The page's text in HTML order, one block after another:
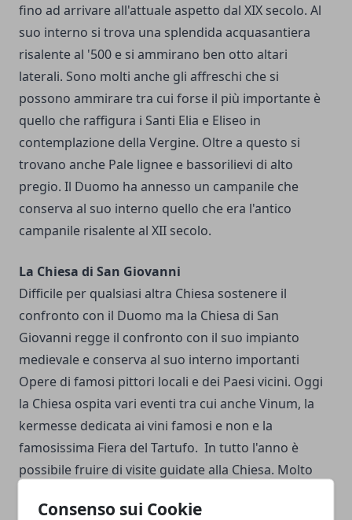
Consenso sui Cookie
fino ad arrivare all'attuale aspetto dal XIX secolo. Al
suo interno si trova una splendida acquasantiera
risalente al '500 e si ammirano ben otto altari
laterali. Sono molti anche gli affreschi che si
possono ammirare tra cui forse il più importante è
quello che raffigura i Santi Elia e Eliseo in
contemplazione della Vergine. Oltre a questo si
trovano anche Pale lignee e bassorilievi di alto
pregio. Il Duomo ha annesso un campanile che
conserva al suo interno quello che era l'antico
campanile risalente al XII secolo.
La Chiesa di San Giovanni
Difficile per qualsiasi altra Chiesa sostenere il
confronto con il Duomo ma la Chiesa di San
Giovanni regge il confronto con il suo impianto
medievale e conserva al suo interno importanti
Opere di famosi pittori locali e dei Paesi vicini. Oggi
la Chiesa ospita vari eventi tra cui anche Vinum, la
kermesse dedicata ai vini famosi e non e la
famosissima Fiera del Tartufo. In tutto l'anno è
possibile fruire di visite guidate alla Chiesa. Molto
scoperta passeggiando tra le vie della cittadina.